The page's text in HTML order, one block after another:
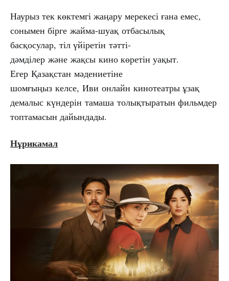
Наурыз тек көктемгі жаңару мерекесі ғана емес,
сонымен бірге жайма-шуақ отбасылық
басқосулар, тіл үйіретін тәтті-
дәмділер және жақсы кино көретін уақыт.
Егер Қазақстан мәдениетіне
шомғыңыз келсе, Иви онлайн кинотеатры ұзақ
демалыс күндерін тамаша толықтыратын фильмдер
топтамасын дайындады.
Нұрикамал